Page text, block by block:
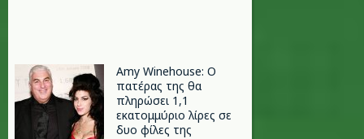
Amy Winehouse: Ο
πατέρας της θα
πληρώσει 1,1
εκατομμύριο λίρες σε
δυο φίλες της